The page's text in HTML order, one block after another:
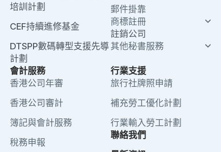
培訓計劃
CEF持續進修基金
DTSPP數碼轉型支援先導
計劃
郵件掛靠
商標註冊
註銷公司
其他秘書服務
會計服務
香港公司年審
香港公司審計
簿記與會計服務
稅務申報
行業支援
旅行社牌照申請
補充勞工優化計劃
行業輸入勞工計劃
聯絡我們